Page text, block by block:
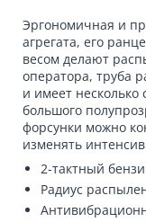
Эргономичная и
агрегата, его
весом делают
оператора, труба
и имеет
большого
форсунки можно
изменять
2-тактный
Радиус